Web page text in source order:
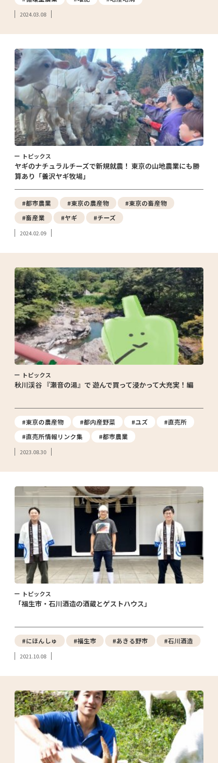
2024.03.08
トピックス
ヤギのナチュラルチーズで新規就農！ 東京の山地農業にも勝
算あり「養沢ヤギ牧場」
#都市農業 #東京の農産物
#東京の畜産物
#畜産業
#ヤギ #チーズ
2024.02.09
トピックス
秋川渓谷 『瀬音の湯』で 遊んで買って浸かって大充実！編
#東京の農産物 #都内産野菜 #ユズ
#直売所
#直売所情報リンク集
#都市農業
2023.08.30
トピックス
「福生市・石川酒造の酒蔵とゲストハウス」
#にほんしゅ #福生市 #あきる野市 #石川酒造
2021.10.08